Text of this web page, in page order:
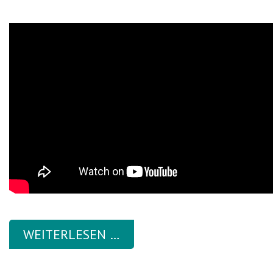
WEITERLESEN …